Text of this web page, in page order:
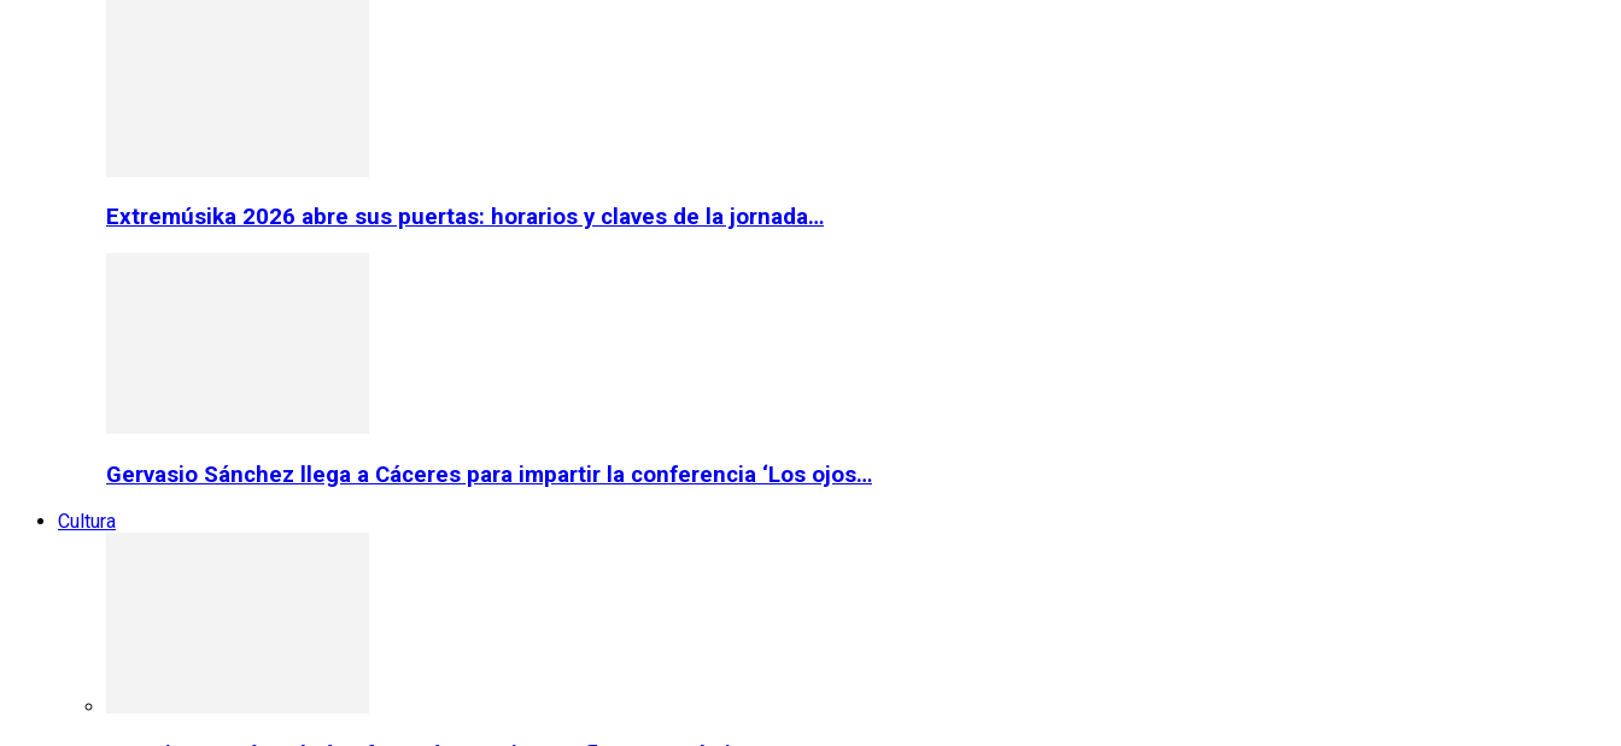
Extremúsika 2026 abre sus puertas: horarios y claves de la jornada…
Gervasio Sánchez llega a Cáceres para impartir la conferencia ‘Los ojos…
Cultura